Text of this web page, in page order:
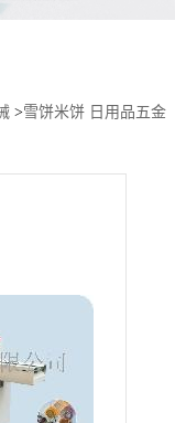
>雪饼米饼 日用品五金